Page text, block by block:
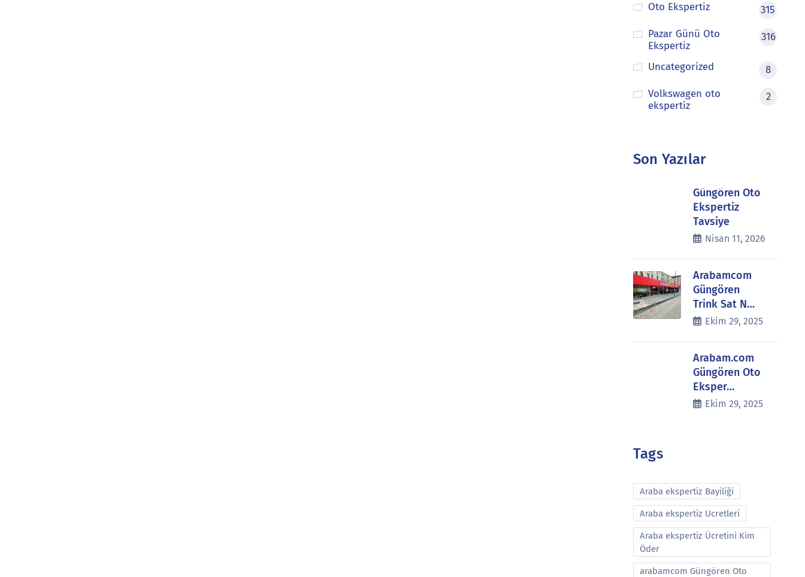
Oto Ekspertiz
315
Pazar Günü Oto
Ekspertiz
316
Uncategorized
8
Volkswagen oto
ekspertiz
2
Son Yazılar
Güngören Oto
Ekspertiz
Tavsiye
Nisan 11, 2026
Arabamcom
Güngören
Trink Sat N…
Ekim 29, 2025
Arabam.com
Güngören Oto
Eksper…
Ekim 29, 2025
Tags
Araba ekspertiz Bayiliği
Araba ekspertiz Ucretleri
Araba ekspertiz Ücretini Kim
Öder
arabamcom Güngören Oto